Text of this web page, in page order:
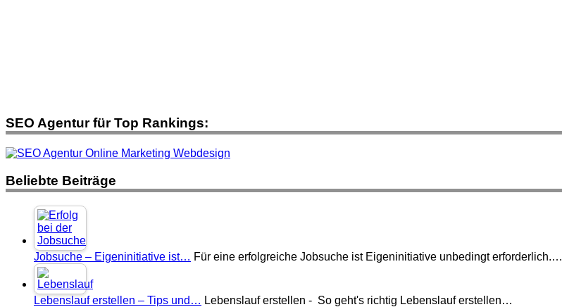
SEO Agentur für Top Rankings:
Beliebte Beiträge
Jobsuche – Eigeninitiative ist… Für eine erfolgreiche Jobsuche ist Eigeninitiative unbedingt erforderlich.…
Lebenslauf erstellen – Tips und… Lebenslauf erstellen - So geht's richtig Lebenslauf erstellen…